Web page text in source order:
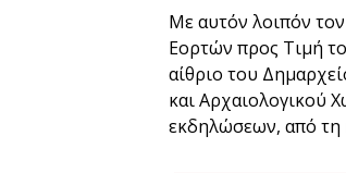
️Με αυτόν λοιπόν
Εορτών προς Τιμή
αίθριο του
και Αρχαιολογικού
εκδηλώσεων, από τη